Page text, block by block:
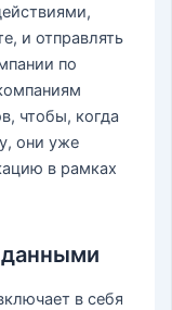
и отправлять
по
чтобы, когда
они уже
в рамках
в себя